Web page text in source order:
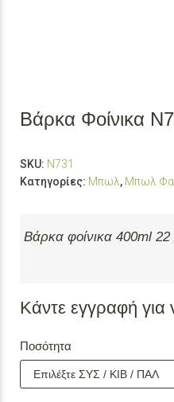
Βάρκα Φοίνικα
SKU: N731
Κατηγορίες: Μπωλ, Μπωλ
Βάρκα φοίνικα 400ml
Κάντε εγγραφή για
Ποσότητα